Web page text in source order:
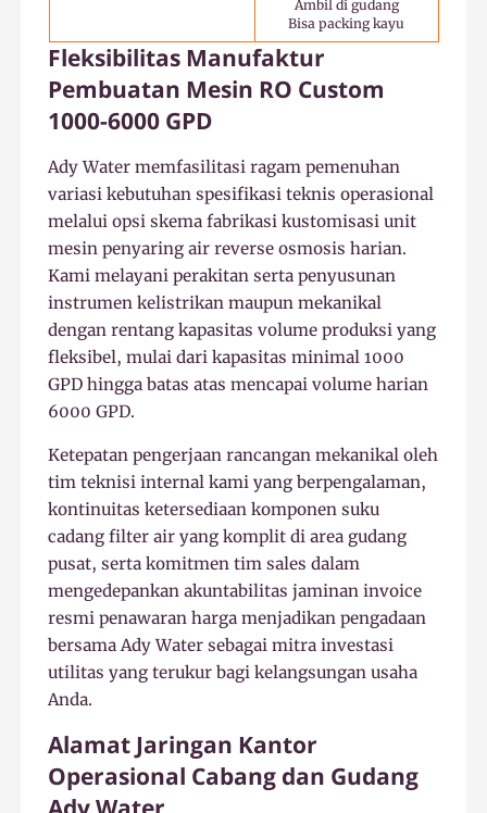
Ambil di gudang
Bisa packing kayu
Fleksibilitas Manufaktur
Pembuatan Mesin RO Custom
1000-6000 GPD
Ady Water memfasilitasi ragam pemenuhan
variasi kebutuhan spesifikasi teknis operasional
melalui opsi skema fabrikasi kustomisasi unit
mesin penyaring air reverse osmosis harian.
Kami melayani perakitan serta penyusunan
instrumen kelistrikan maupun mekanikal
dengan rentang kapasitas volume produksi yang
fleksibel, mulai dari kapasitas minimal 1000
GPD hingga batas atas mencapai volume harian
6000 GPD.
Ketepatan pengerjaan rancangan mekanikal oleh
tim teknisi internal kami yang berpengalaman,
kontinuitas ketersediaan komponen suku
cadang filter air yang komplit di area gudang
pusat, serta komitmen tim sales dalam
mengedepankan akuntabilitas jaminan invoice
resmi penawaran harga menjadikan pengadaan
bersama Ady Water sebagai mitra investasi
utilitas yang terukur bagi kelangsungan usaha
Anda.
Alamat Jaringan Kantor
Operasional Cabang dan Gudang